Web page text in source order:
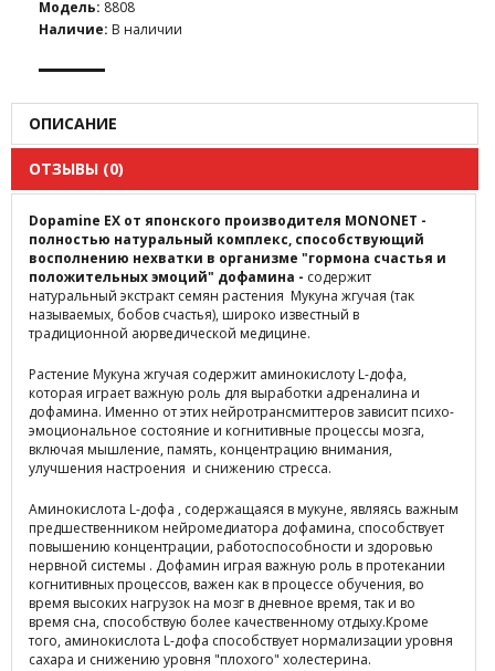
Модель: 8808
Наличие: В наличии
ОПИСАНИЕ
ОТЗЫВЫ (0)
Dopamine EX от японского производителя MONONET -
полностью натуральный комплекс, способствующий
восполнению нехватки в организме "гормона счастья и
положительных эмоций" дофамина - содержит
натуральный экстракт семян растения Мукуна жгучая (так
называемых, бобов счастья), широко известный в
традиционной аюрведической медицине.
Растение Мукуна жгучая содержит аминокислоту L-дофа,
которая играет важную роль для выработки адреналина и
дофамина. Именно от этих нейротрансмиттеров зависит психо-
эмоциональное состояние и когнитивные процессы мозга,
включая мышление, память, концентрацию внимания,
улучшения настроения и снижению стресса.
Аминокислота L-дофа , содержащаяся в мукуне, являясь важным
предшественником нейромедиатора дофамина, способствует
повышению концентрации, работоспособности и здоровью
нервной системы . Дофамин играя важную роль в протекании
когнитивных процессов, важен как в процессе обучения, во
время высоких нагрузок на мозг в дневное время, так и во
время сна, способствую более качественному отдыху.Кроме
того, аминокислота L-дофа способствует нормализации уровня
сахара и снижению уровня "плохого" холестерина.